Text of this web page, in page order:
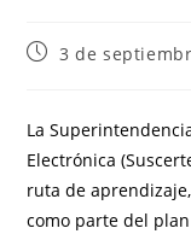
3 de
La
Electrónica
ruta de
como parte del